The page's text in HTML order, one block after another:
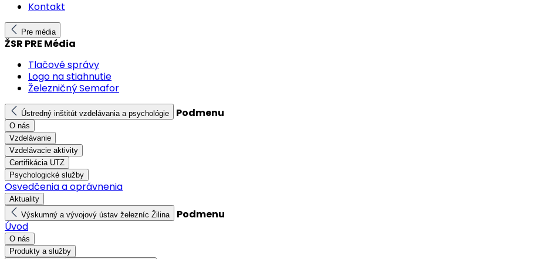
Kontakt
Pre média
ŽSR PRE Média
Tlačové správy
Logo na stiahnutie
Železničný Semafor
Ústredný inštitút vzdelávania a psychológie Podmenu
O nás
Vzdelávanie
Vzdelávacie aktivity
Certifikácia UTZ
Psychologické služby
Osvedčenia a oprávnenia
Aktuality
Výskumný a vývojový ústav železníc Žilina
Podmenu
Úvod
O nás
Produkty a služby